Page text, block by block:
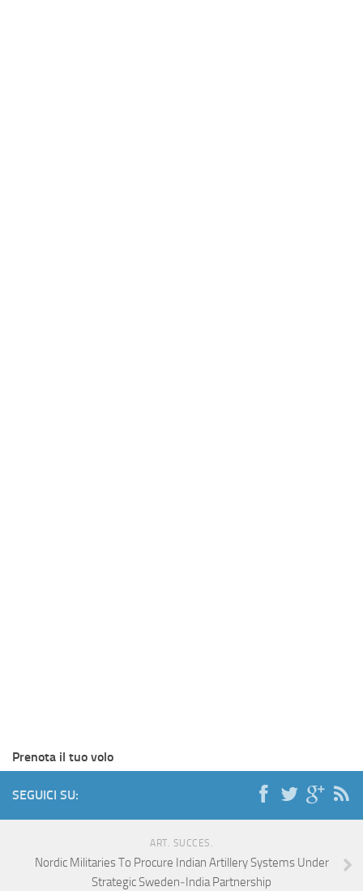
Prenota il tuo volo
SEGUICI SU:
ART. SUCCES.
Nordic Militaries To Procure Indian Artillery Systems Under
Strategic Sweden‑India Partnership